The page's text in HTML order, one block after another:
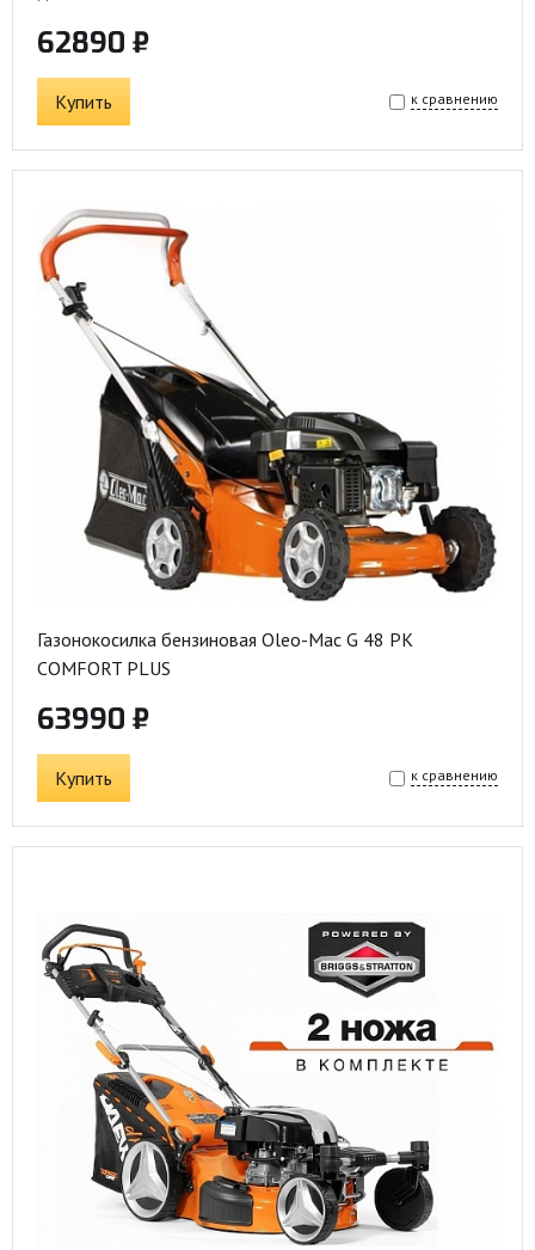
62890 ₽
Купить к сравнению
Газонокосилка бензиновая Oleo-Mac G 48 PK
COMFORT PLUS
63990 ₽
Купить к сравнению